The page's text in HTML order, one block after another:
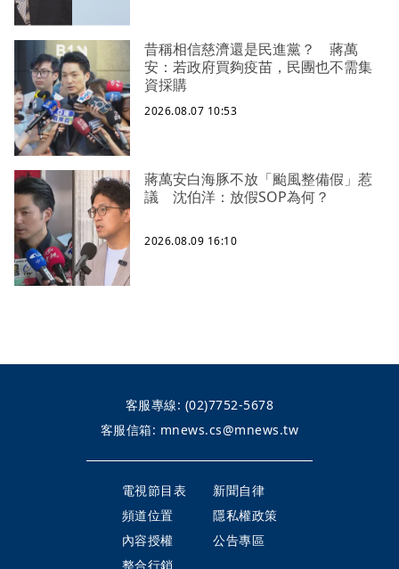
昔稱相信慈濟還是民進黨？ 蔣萬
安：若政府買夠疫苗，民團也不需集
資採購
2026.08.07 10:53
蔣萬安白海豚不放「颱風整備假」惹
議 沈伯洋：放假SOP為何？
2026.08.09 16:10
客服專線: (02)7752-5678
客服信箱: mnews.cs@mnews.tw
電視節目表
新聞自律
頻道位置
隱私權政策
內容授權
公告專區
整合行銷